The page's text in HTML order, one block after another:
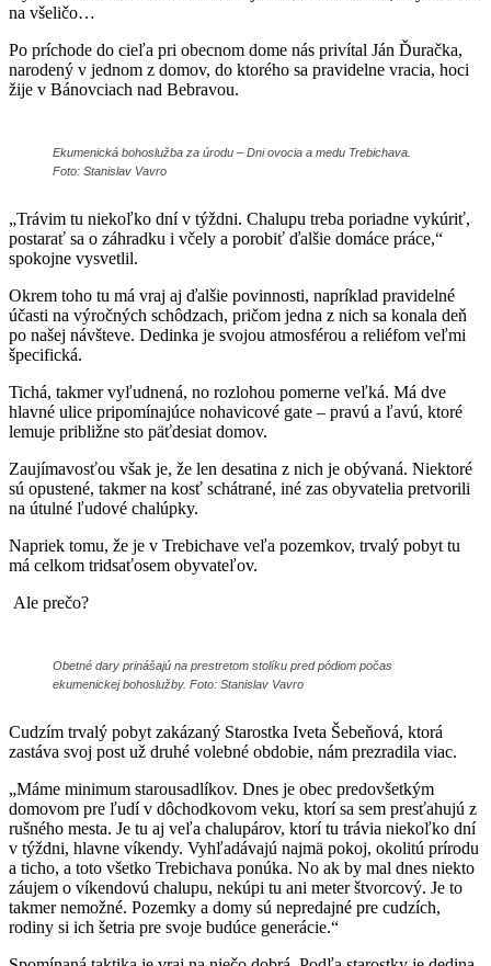
na všeličo…
Po príchode do cieľa pri obecnom dome nás privítal Ján Ďuračka,
narodený v jednom z domov, do ktorého sa pravidelne vracia, hoci
žije v Bánovciach nad Bebravou.
Ekumenická bohoslužba za úrodu – Dni ovocia a medu Trebichava.
Foto: Stanislav Vavro
„Trávim tu niekoľko dní v týždni. Chalupu treba poriadne vykúriť,
postarať sa o záhradku i včely a porobiť ďalšie domáce práce,“
spokojne vysvetlil.
Okrem toho tu má vraj aj ďalšie povinnosti, napríklad pravidelné
účasti na výročných schôdzach, pričom jedna z nich sa konala deň
po našej návšteve. Dedinka je svojou atmosférou a reliéfom veľmi
špecifická.
Tichá, takmer vyľudnená, no rozlohou pomerne veľká. Má dve
hlavné ulice pripomínajúce nohavicové gate – pravú a ľavú, ktoré
lemuje približne sto päťdesiat domov.
Zaujímavosťou však je, že len desatina z nich je obývaná. Niektoré
sú opustené, takmer na kosť schátrané, iné zas obyvatelia pretvorili
na útulné ľudové chalúpky.
Napriek tomu, že je v Trebichave veľa pozemkov, trvalý pobyt tu
má celkom tridsaťosem obyvateľov.
Ale prečo?
Obetné dary prinášajú na prestretom stolíku pred pódiom počas
ekumenickej bohoslužby. Foto: Stanislav Vavro
Cudzím trvalý pobyt zakázaný Starostka Iveta Šebeňová, ktorá
zastáva svoj post už druhé volebné obdobie, nám prezradila viac.
„Máme minimum starousadlíkov. Dnes je obec predovšetkým
domovom pre ľudí v dôchodkovom veku, ktorí sa sem presťahujú z
rušného mesta. Je tu aj veľa chalupárov, ktorí tu trávia niekoľko dní
v týždni, hlavne víkendy. Vyhľadávajú najmä pokoj, okolitú prírodu
a ticho, a toto všetko Trebichava ponúka. No ak by mal dnes niekto
záujem o víkendovú chalupu, nekúpi tu ani meter štvorcový. Je to
takmer nemožné. Pozemky a domy sú nepredajné pre cudzích,
rodiny si ich šetria pre svoje budúce generácie.“